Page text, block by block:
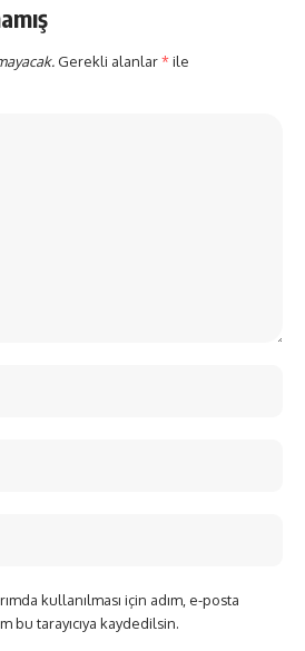
Gerekli alanlar*ile
kullanılması için adım, e-posta
bu tarayıcıya kaydedilsin.